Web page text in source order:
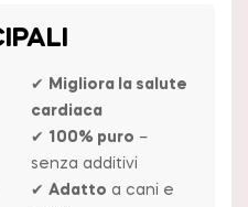
✔
Migliora la salute
cardiaca
✔ 100% puro –
senza additivi
✔ Adatto a cani e